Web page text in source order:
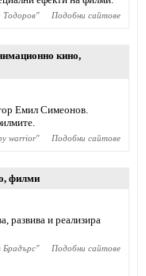
Тодоров" Подобни сайтове
кино,
Емил Симеонов.
warrior" Подобни сайтове
, филми
развива и реализира
Брадърс" Подобни сайтове